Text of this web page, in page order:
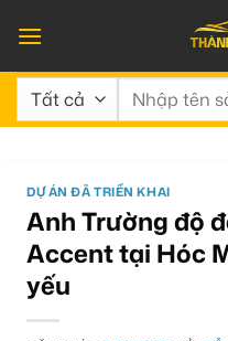
qua
nội
dung
Tìm
DỰ ÁN ĐÃ TRIỂN KHAI
Anh Trường độ
Accent tại Hóc
yếu